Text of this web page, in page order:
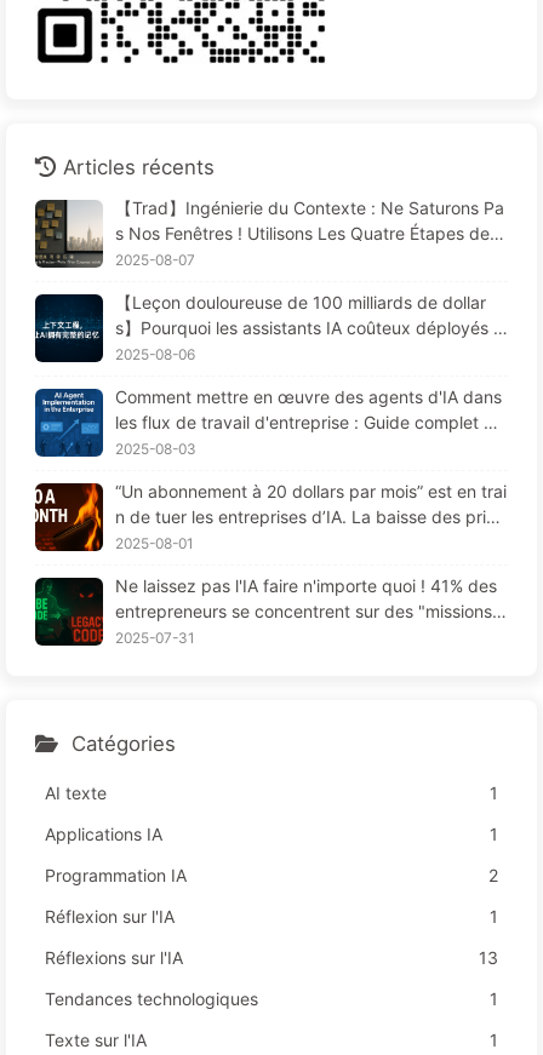
Articles récents
【Trad】Ingénierie du Contexte : Ne Saturons Pa
s Nos Fenêtres ! Utilisons Les Quatre Étapes de R
édaction, Filtrage, Compression et Isolation, Évito
à L'extérieur — Apprenons Lentement L'IA170
2025-08-07
【Leçon douloureuse de 100 milliards de dollar
s】Pourquoi les assistants IA coûteux déployés p
ar les entreprises "oublient" souvent aux moment
d'améliorer leur performance de 90 % ? — Appre
ndre lentement l'IA 169
2025-08-06
Comment mettre en œuvre des agents d'IA dans
les flux de travail d'entreprise : Guide complet po
ur 2025 —— Apprenez l'IA lentement 166
2025-08-03
“Un abonnement à 20 dollars par mois” est en trai
n de tuer les entreprises d’IA. La baisse des prix
des Tokens est une illusion, la vraie dépense en I
2025-08-01
Ne laissez pas l'IA faire n'importe quoi ! 41% des
entrepreneurs se concentrent sur des "missions r
ouges", une technologie insuffisante provoque da
2025-07-31
Catégories
AI texte
1
Applications IA
1
Programmation IA
2
Réflexion sur l'IA
1
Réflexions sur l'IA
13
Tendances technologiques
1
Texte sur l'IA
1